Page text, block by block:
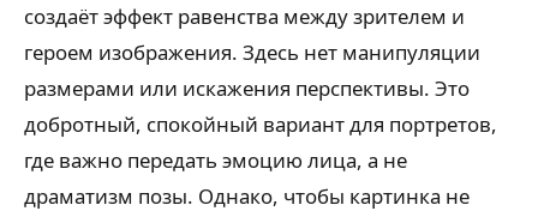
создаёт эффект равенства между зрителем и
героем изображения. Здесь нет манипуляции
размерами или искажения перспективы. Это
добротный, спокойный вариант для портретов,
где важно передать эмоцию лица, а не
драматизм позы. Однако, чтобы картинка не